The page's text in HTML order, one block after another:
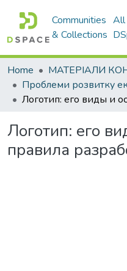
Communities
& Collections
Home
Логотип: его
правила